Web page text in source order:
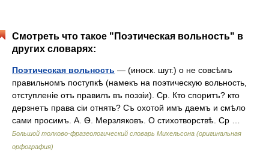
Смотреть что такое "Поэтическая вольность" в
других словарях:
Поэтическая вольность — (иноск. шут.) о не совсѣмъ
правильномъ поступкѣ (намекъ на поэтическую вольность,
отступленіе отъ правилъ въ поэзіи). Ср. Кто споритъ? кто
дерзнетъ права сіи отнять? Съ охотой имъ даемъ и смѣло
сами просимъ. А. Ѳ. Мерзляковъ. О стихотворствѣ. Ср …
Большой толково-фразеологический словарь Михельсона (оригинальная
орфография)